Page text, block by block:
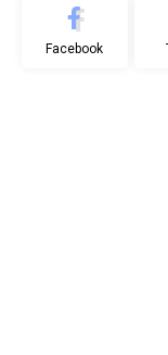
Facebook